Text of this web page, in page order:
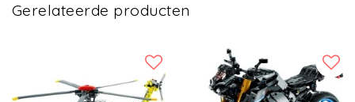
Gerelateerde producten